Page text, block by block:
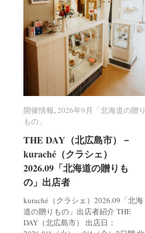
開催情報,2026年9月「北海道の贈り
もの」
THE DAY（北広島市）－
kuraché（クラシェ）
2026.09「北海道の贈りも
の」出店者
kuraché（クラシェ）2026.09「北海
道の贈りもの」出店者紹介 THE
DAY（北広島市） 出店日：
開催情報 2026年9月「北海道の贈り
もの」
THE DAY（北広島市）－
kuraché（クラシェ）
2026.09「北海道の贈りも
の」出店者